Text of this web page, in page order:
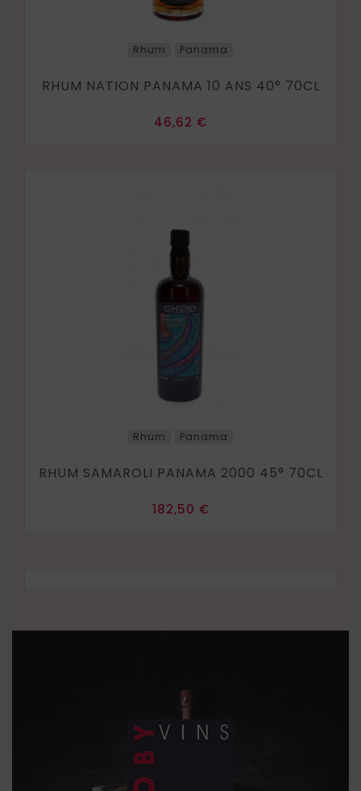
Rhum Panama
RHUM NATION PANAMA 10 ANS 40° 70CL
Prix
46,62 €
Rhum Panama
RHUM SAMAROLI PANAMA 2000 45° 70CL
Prix
182,50 €